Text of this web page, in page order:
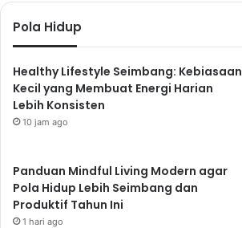
Pola Hidup
Healthy Lifestyle Seimbang: Kebiasaan
Kecil yang Membuat Energi Harian
Lebih Konsisten
10 jam ago
Panduan Mindful Living Modern agar
Pola Hidup Lebih Seimbang dan
Produktif Tahun Ini
1 hari ago